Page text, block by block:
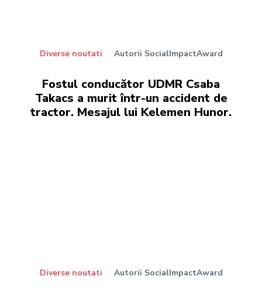
Diverse noutati Autorii SocialImpactAward
Fostul conducător UDMR Csaba
Takacs a murit într-un accident de
tractor. Mesajul lui Kelemen Hunor.
Diverse noutati Autorii SocialImpactAward